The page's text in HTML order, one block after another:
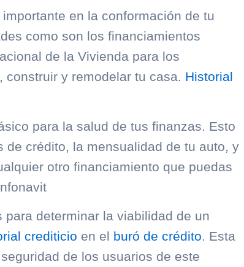
en la conformación de tu
como son los financiamientos
de la Vivienda para los
construir y remodelar tu casa. Historial
para la salud de tus finanzas. Esto
crédito, la mensualidad de tu auto, y
otro financiamiento que puedas
determinar la viabilidad de un
crediticio en el buró de crédito. Esta
de los usuarios de este